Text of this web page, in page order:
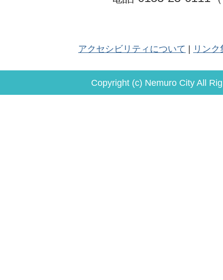
アクセシビリティについて リンク
Copyright (c) Nemuro City All